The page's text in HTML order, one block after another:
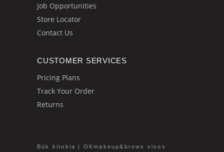
Job Opportunities
Store Locator
Contact Us
CUSTOMER SERVICES
Pricing Plans
Track Your Order
Returns
Būk kitokia | OKmakeup&brows visos